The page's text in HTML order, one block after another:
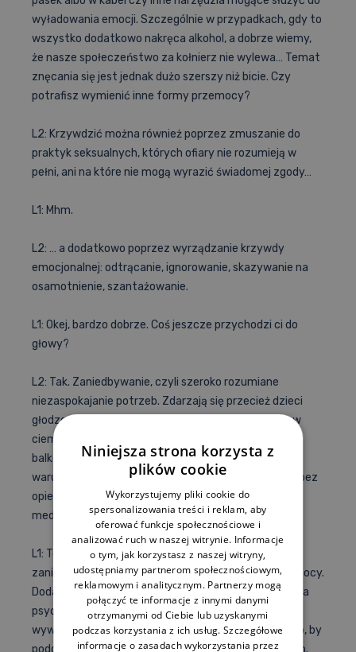
wyładowania emocji. Szczególnie w przypadkach, gdy to
wszystko dodatkowo nakręca alkohol, a dobrze wiemy,
że nasze społeczeństwo za kołnierz nie wylewa… Temat
znęcania się jest jednak dużo szerszy niż bicie. Czy
potrafisz wymienić inne formy przemocy?
L2: Krzywdzić można również poprzez zmuszanie do
praktyk seksualnych, których ofiary nie rozumieją w
pełni, ani na które nie mogą wyrazić świadomej zgody…
L1: Mhm.
L2: … a dodatkowo poprzez wyrządzanie krzywdy
emocjonalnej: odtrącanie, ignorowanie, skazywanie na
osamotnienie, szantażowanie.
L1: Okej, bardzo dobrze. Coś jeszcze przychodzi ci do
głowy?
L2: Tak. Zaniedbywanie, czyli szeroko rozumiane
niezaspokajanie potrzeb. Zdarzają się przecież dzieci
głodzone i pozbawione higieny, a nawet zamykane w
ciemnym pomieszczeniu, przetrzymywane zimą na
balkonie lub podwórku, ubrane nieadekwatnie do
warunków pogodowych oraz pozostawiane w domu bez
opieki. Zaniedbaniem jest też niezapewnienie opieki
medycznej czy dostępu do edukacji.
L1: To wszystko prawda; część źródeł podaje, że
zaniedbanie jest najczęściej spotykaną formą przemocy.
Dodałbym do tej listy jeszcze jedno: rodzaj zaburzenia
psychicznego u opiekuna, które prowadzi do
wywoływania u dziecka objawów chorobowych, po to, by
Niniejsza strona korzysta z
plików cookie
Wykorzystujemy pliki cookie do
spersonalizowania treści i reklam, aby
oferować funkcje społecznościowe i
analizować ruch w naszej witrynie. Informacje
o tym, jak korzystasz z naszej witryny,
udostępniamy partnerom społecznościowym,
reklamowym i analitycznym. Partnerzy mogą
połączyć te informacje z innymi danymi
otrzymanymi od Ciebie lub uzyskanymi
podczas korzystania z ich usług. Szczegółowe
informacje o zasadach wykorzystania przez